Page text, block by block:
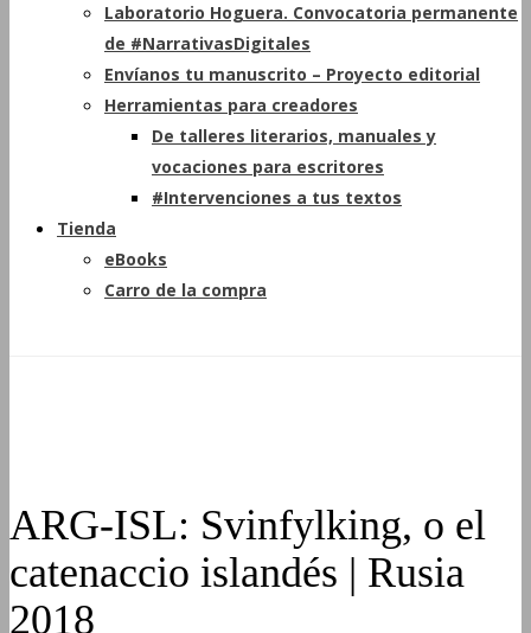
Laboratorio Hoguera. Convocatoria permanente
de #NarrativasDigitales
Envíanos tu manuscrito – Proyecto editorial
Herramientas para creadores
De talleres literarios, manuales y
vocaciones para escritores
#Intervenciones a tus textos
Tienda
eBooks
Carro de la compra
ARG-ISL: Svinfylking, o el
catenaccio islandés | Rusia
2018